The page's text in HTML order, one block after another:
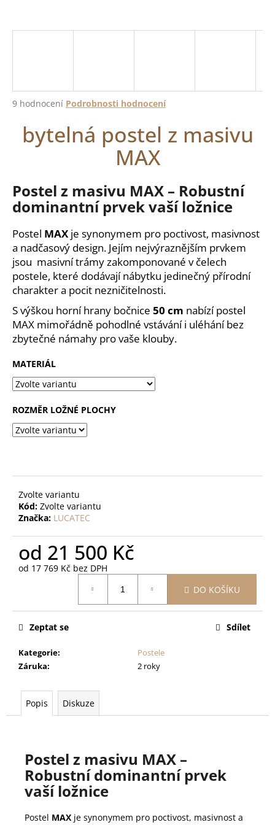
Průměrné
produktu
hvězdiček.
9 hodnocení Podrobnosti hodnocení
bytelná postel z masivu
MAX
Postel z masivu MAX – Robustní
dominantní prvek vaší ložnice
Postel MAX je synonymem pro poctivost, masivnost
a nadčasový design. Jejím nejvýraznějším prvkem
jsou masivní trámy zakomponované v čelech
postele, které dodávají nábytku jedinečný přírodní
charakter a pocit nezničitelnosti.
S výškou horní hrany bočnice 50 cm nabízí postel
MAX mimořádně pohodlné vstávání i uléhání bez
zbytečné námahy pro vaše klouby.
MATERIÁL
ROZMĚR LOŽNÉ PLOCHY
Zvolte variantu
Kód: Zvolte variantu
Značka: LUCATEC
od 21 500 Kč
od 17 769 Kč bez DPH
DO KOŠÍKU
Kategorie:
Postele
Záruka: 2 roky
Zeptat se Sdílet
Popis Diskuze
Postel z masivu MAX –
Robustní dominantní prvek
vaší ložnice
Postel MAX je synonymem pro poctivost, masivnost a
j
HLEDAT
D
o
o
r
u
č
u
j
e
m
e
MATRACE
DÁŠA
6
Kč